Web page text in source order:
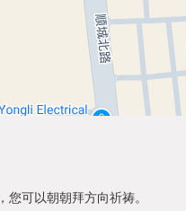
可以朝朝拜方向祈祷。